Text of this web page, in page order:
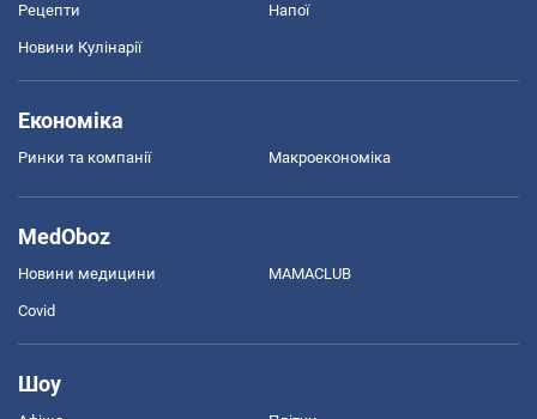
Рецепти Напої
Новини Кулінарії
Економіка
Ринки та компанії Макроекономіка
MedOboz
Новини медицини MAMACLUB
Covid
Шоу